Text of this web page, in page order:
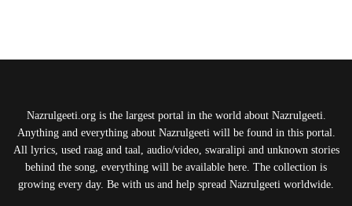
Nazrulgeeti.org is the largest portal in the world about Nazrulgeeti.
Anything and everything about Nazrulgeeti will be found in this portal.
All lyrics, used raag and taal, audio/video, swaralipi and unknown stories
behind the song, everything will be available here. The collection is
growing every day. Be with us and help spread Nazrulgeeti worldwide.